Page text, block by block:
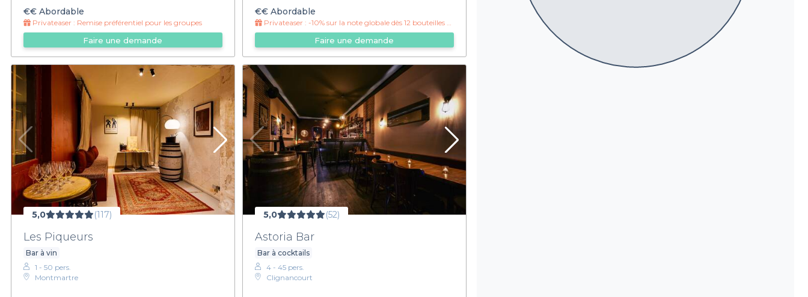
€€ Abordable
Privateaser : Remise préférentiel pour les groupes
Faire une demande
€€Abordable
Privateaser : -10% sur la note globale dès 12 bouteilles achetées
Faire une demande
5,0 (117)
Les Piqueurs
Bar à vin
1 - 50 pers.
Montmartre
5,0 (52)
Astoria Bar
Bar à cocktails
4 - 45 pers.
Clignancourt